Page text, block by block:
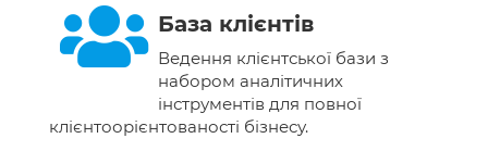
База клієнтів
Ведення клієнтської бази з
набором аналітичних
інструментів для повної
клієнтоорієнтованості бізнесу.